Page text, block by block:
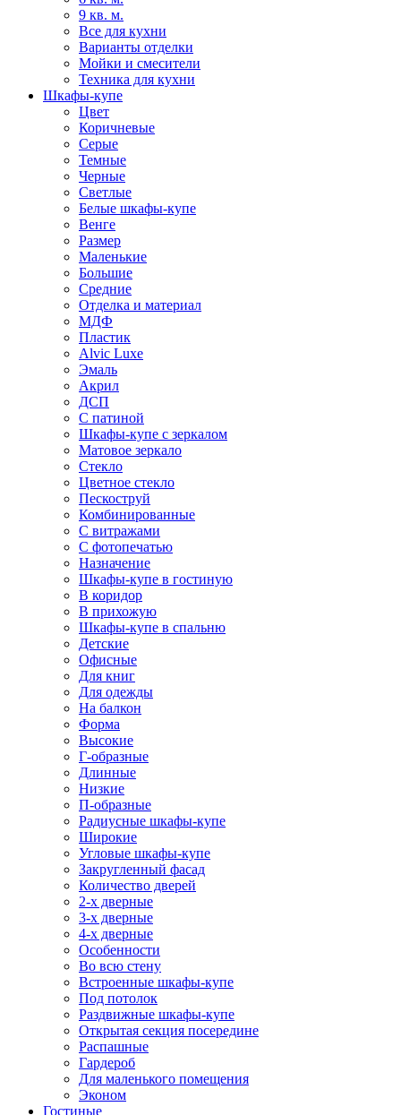
9 кв. м.
Все для кухни
Варианты отделки
Мойки и смесители
Техника для кухни
Шкафы-купе
Цвет
Коричневые
Серые
Темные
Черные
Светлые
Белые шкафы-купе
Венге
Размер
Маленькие
Большие
Средние
Отделка и материал
МДФ
Пластик
Alvic Luxe
Эмаль
Акрил
ДСП
С патиной
Шкафы-купе с зеркалом
Матовое зеркало
Стекло
Цветное стекло
Пескоструй
Комбинированные
С витражами
С фотопечатью
Назначение
Шкафы-купе в гостиную
В коридор
В прихожую
Шкафы-купе в спальню
Детские
Офисные
Для книг
Для одежды
На балкон
Форма
Высокие
Г-образные
Длинные
Низкие
П-образные
Радиусные шкафы-купе
Широкие
Угловые шкафы-купе
Закругленный фасад
Количество дверей
2-х дверные
3-х дверные
4-х дверные
Особенности
Во всю стену
Встроенные шкафы-купе
Под потолок
Раздвижные шкафы-купе
Открытая секция посередине
Распашные
Гардероб
Для маленького помещения
Эконом
Гостиные